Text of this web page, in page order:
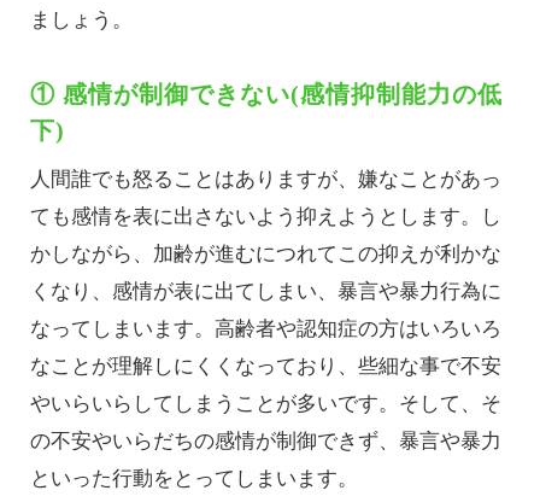
ましょう。
① 感情が制御できない(感情抑制能力の低
下)
人間誰でも怒ることはありますが、嫌なことがあっ
ても感情を表に出さないよう抑えようとします。し
かしながら、加齢が進むにつれてこの抑えが利かな
くなり、感情が表に出てしまい、暴言や暴力行為に
なってしまいます。高齢者や認知症の方はいろいろ
なことが理解しにくくなっており、些細な事で不安
やいらいらしてしまうことが多いです。そして、そ
の不安やいらだちの感情が制御できず、暴言や暴力
といった行動をとってしまいます。